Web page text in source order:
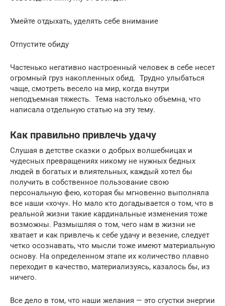
Умейте отдыхать, уделять себе внимание
Отпустите обиду
Частенько негативно настроенный человек в себе несет
огромный груз накопленных обид. Трудно улыбаться
чаще, смотреть весело на мир, когда внутри
неподъемная тяжесть. Тема настолько объемна, что
написала отдельную статью на эту тему.
Как правильно привлечь удачу
Слушая в детстве сказки о добрых волшебницах и
чудесных превращениях никому не нужных бедных
людей в богатых и влиятельных, каждый хотел бы
получить в собственное пользование свою
персональную фею, которая бы мгновенно выполняла
все наши «хочу». Но мало кто догадывается о том, что в
реальной жизни такие кардинальные изменения тоже
возможны. Размышляя о том, чего нам в жизни не
хватает и как привлечь к себе удачу и везение, следует
четко осознавать, что мысли тоже имеют материальную
основу. На определенном этапе их количество плавно
переходит в качество, материализуясь, казалось бы, из
ничего.
Все дело в том, что наши желания — это сгустки энергии